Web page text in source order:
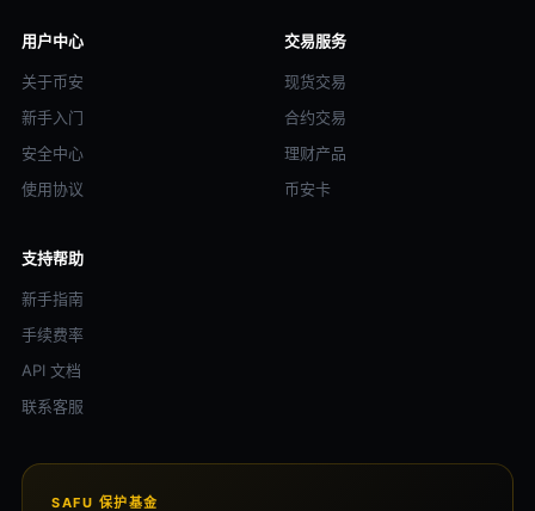
用户中心
关于币安
新手入门
安全中心
使用协议
交易服务
现货交易
合约交易
理财产品
币安卡
支持帮助
新手指南
手续费率
API 文档
联系客服
SAFU 保护基金